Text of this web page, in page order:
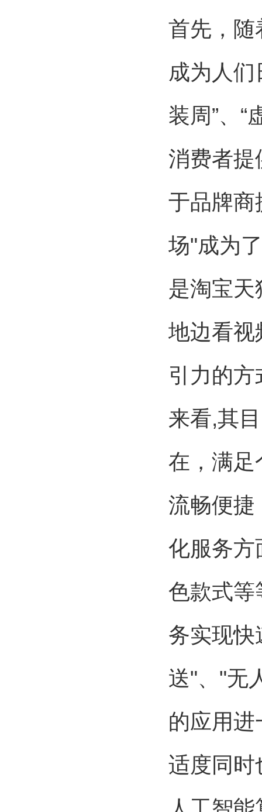
首先，随
成为人
装周”、“
消费者提
于品牌商
场"成为
是淘宝天
地边看
引力的
来看,其
在，满足
流畅便捷
化服务方
色款式等
务实现快
送"、"无
的应用
适度同时